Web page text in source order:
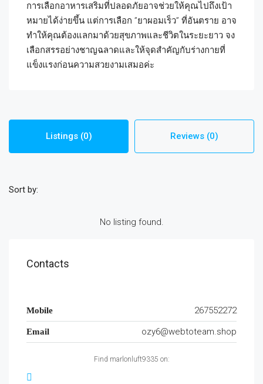
การเลือกอาหารเสริมที่ปลอดภัยอาจช่วยให้คุณไปถึงเป้า
หมายได้ง่ายขึ้น แต่การเลือก ”ยาผอมเร็ว” ที่อันตราย อาจ
ทำให้คุณต้องแลกมาด้วยสุขภาพและชีวิตในระยะยาว จง
เลือกสรรอย่างชาญฉลาดและให้จุดสำคัญกับร่างกายที่
แข็งแรงก่อนความสวยงามเสมอค่ะ
Listings (0) Reviews (0)
Sort by:
No listing found.
Contacts
Mobile 267552272
Email ozy6@webtoteam.shop
Find marlonluft9335 on: